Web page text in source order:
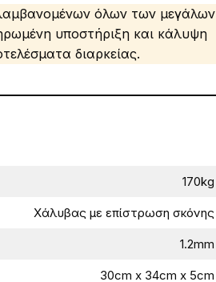
όλων των μεγάλων
υποστήριξη και κάλυψη
διαρκείας.
170kg
Χάλυβας με επίστρωση σκόνης
1.2mm
30cm x 34cm x 5cm